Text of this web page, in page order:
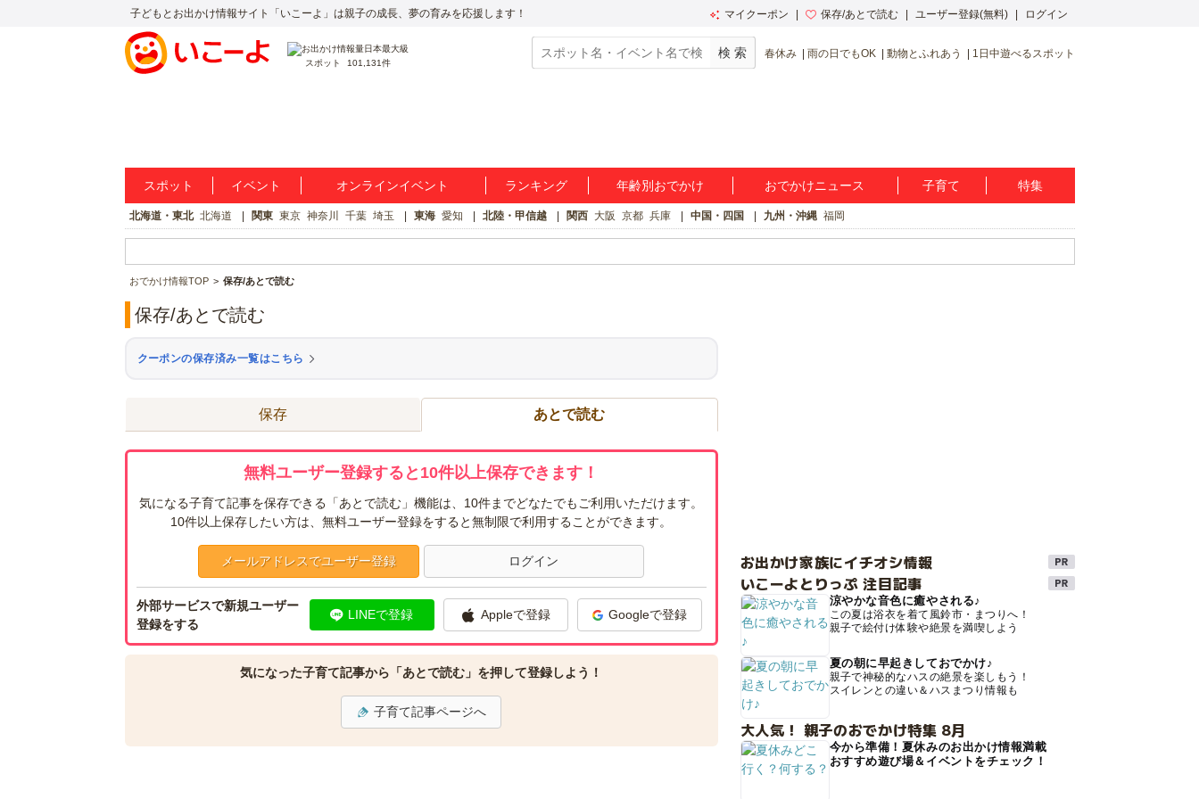
子どもとお出かけ情報サイト「いこーよ」は親子の成長、夢の育みを応援します！ マイクーポン 保存/あとで読む ユーザー登録(無料) ログイン
スポット 101,131件
春休み 雨の日でもOK 動物とふれあう 1日中遊べるスポット
スポット イベント オンラインイベント ランキング 年齢別おでかけ おでかけニュース 子育て 特集
北海道・東北 北海道 関東 東京 神奈川 千葉 埼玉 東海 愛知 北陸・甲信越 関西 大阪 京都 兵庫 中国・四国 九州・沖縄 福岡
おでかけ情報TOP 保存/あとで読む
保存/あとで読む
クーポンの保存済み一覧はこちら
保存 あとで読む
無料ユーザー登録すると10件以上保存できます！
気になる子育て記事を保存できる「あとで読む」機能は、10件までどなたでもご利用いただけます。
10件以上保存したい方は、無料ユーザー登録をすると無制限で利用することができます。
メールアドレスでユーザー登録 ログイン
外部サービスで新規ユーザー
登録をする
LINEで登録 Appleで登録 Googleで登録
気になった子育て記事から「あとで読む」を押して登録しよう！
子育て記事ページへ
お出かけ家族にイチオシ情報
いこーよとりっぷ 注目記事
涼やかな音色に癒やされる♪
この夏は浴衣を着て風鈴市・まつりへ！
親子で絵付け体験や絶景を満喫しよう
夏の朝に早起きしておでかけ♪
親子で神秘的なハスの絶景を楽しもう！
スイレンとの違い＆ハスまつり情報も
大人気！ 親子のおでかけ特集 8月
今から準備！夏休みのお出かけ情報満載
おすすめ遊び場＆イベントをチェック！